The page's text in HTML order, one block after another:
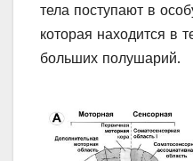
тела поступают в
которая находится в
больших полушарий.